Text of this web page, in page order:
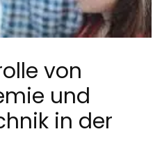
von
und
in der